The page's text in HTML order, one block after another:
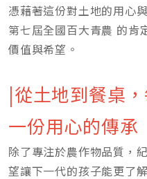
憑藉著這份對土地的用心
第七屆全國百大青農 的肯
價值與希望。
|從土地到餐桌
一份用心的傳承
除了專注於農作物品質，
望讓下一代的孩子能更了